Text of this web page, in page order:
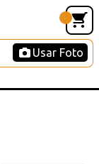
Usar Foto